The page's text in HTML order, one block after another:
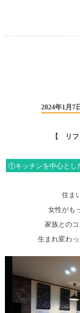
2024年1月7
【 リフ
①キッチンを中心と
住ま
女性がも
家族とのコ
生まれ変わっ